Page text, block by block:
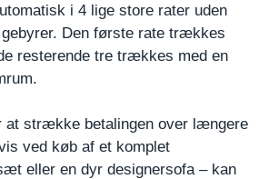
i 4 lige store rater uden
gebyrer. Den første rate trækkes
resterende tre trækkes med en
at strække betalingen over længere
ved køb af et komplet
eller en dyr designersofa – kan